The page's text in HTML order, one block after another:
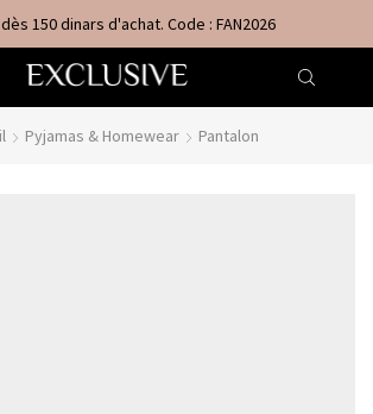
150 dinars d'achat. Code : FAN2026
Pyjamas & Homewear Pantalon